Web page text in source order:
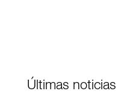
Últimas noticias